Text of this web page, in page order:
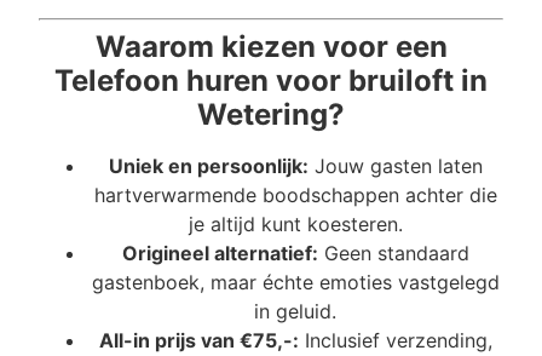
Waarom kiezen voor een
Telefoon huren voor bruiloft in
Wetering?
Uniek en persoonlijk: Jouw gasten laten
hartverwarmende boodschappen achter die
je altijd kunt koesteren.
Origineel alternatief: Geen standaard
gastenboek, maar échte emoties vastgelegd
in geluid.
All-in prijs van €75,-: Inclusief verzending,